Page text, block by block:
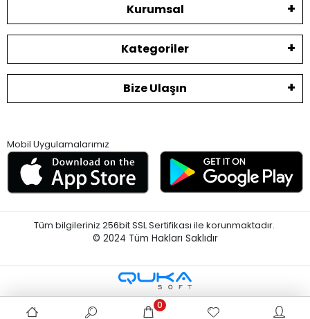
Kurumsal
Kategoriler
Bize Ulaşın
Mobil Uygulamalarımız
Tüm bilgileriniz 256bit SSL Sertifikası ile korunmaktadır.
© 2024 Tüm Hakları Saklıdır
0